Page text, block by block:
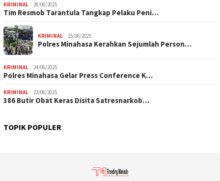
KRIMINAL 28/06/2025
Tim Resmob Tarantula Tangkap Pelaku Peni…
KRIMINAL 25/06/2025
Polres Minahasa Kerahkan Sejumlah Person…
KRIMINAL 24/06/2025
Polres Minahasa Gelar Press Conference K…
KRIMINAL 23/06/2025
386 Butir Obat Keras Disita Satresnarkob…
TOPIK POPULER